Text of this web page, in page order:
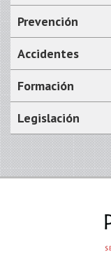
Prevención
Accidentes
Formación
Legislación